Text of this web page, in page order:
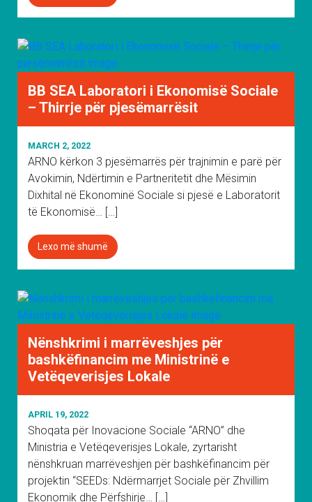
BB SEA Laboratori i Ekonomisë Sociale
– Thirrje për pjesëmarrësit
MARCH 2, 2022
ARNO kërkon 3 pjesëmarrës për trajnimin e parë për
Avokimin, Ndërtimin e Partneritetit dhe Mësimin
Dixhital në Ekonominë Sociale si pjesë e Laboratorit
të Ekonomisë… […]
Lexo më shumë
Nënshkrimi i marrëveshjes për
bashkëfinancim me Ministrinë e
Vetëqeverisjes Lokale
APRIL 19, 2022
Shoqata për Inovacione Sociale “ARNO” dhe
Ministria e Vetëqeverisjes Lokale, zyrtarisht
nënshkruan marrëveshjen për bashkëfinancim për
projektin “SEEDs: Ndërmarrjet Sociale për Zhvillim
Ekonomik dhe Përfshirje… […]